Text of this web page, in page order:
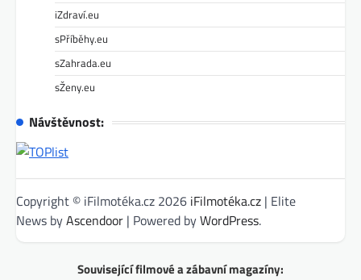
iZdraví.eu
sPříběhy.eu
sZahrada.eu
sŽeny.eu
Návštěvnost:
Copyright © iFilmotéka.cz 2026 iFilmotéka.cz | Elite
News byAscendoor | Powered byWordPress.
Související filmové a zábavní magazíny: